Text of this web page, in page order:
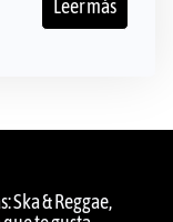
Leer más
Ska & Reggae,